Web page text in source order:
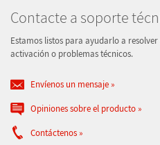
Contacte a soporte
Estamos listos para ayudarlo a
activación o problemas técnicos.
Envíenos un mensaje
Opiniones sobre el producto
Contáctenos